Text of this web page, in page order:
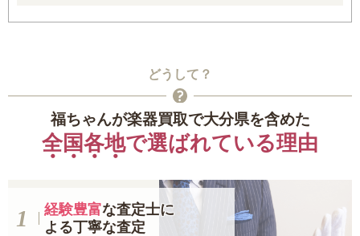
どうして？
福ちゃんが楽器買取で大分県を含めた
全国各地で選ばれている理由
経験豊富な査定士に
よる丁寧な査定